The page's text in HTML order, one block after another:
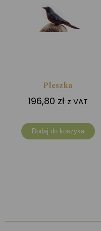
Pleszka
196,80 zł z VAT
Dodaj do koszyka